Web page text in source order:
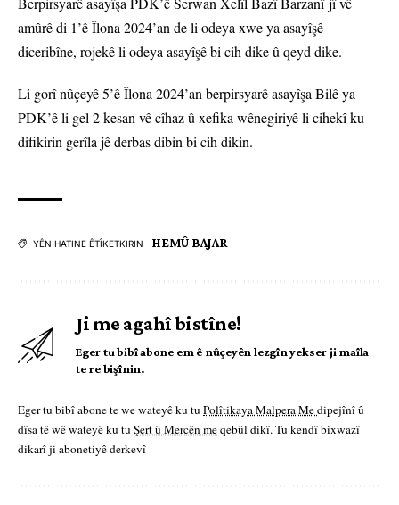
amûrê di 1’ê Îlona 2024’an de li odeya xwe ya asayîşê
diceribîne, rojekê li odeya asayîşê bi cih dike û qeyd dike.
Li gorî nûçeyê 5’ê Îlona 2024’an berpirsyarê asayîşa Bilê ya
PDK’ê li gel 2 kesan vê cîhaz û xefika wênegiriyê li cihekî ku
difikirin gerîla jê derbas dibin bi cih dikin.
YÊN HATINE ÊTÎKETKIRIN HEMÛ BAJAR
Ji me agahî bistîne!
Eger tu bibî abone em ê nûçeyên lezgîn yekser ji maîla
te re bişînin.
Eger tu bibî abone te we wateyê ku tu Polîtikaya Malpera Medipejînî û
dîsa tê wê wateyê ku tu Şert û Mercên meqebûl dikî. Tu kendî bixwazî
dikarî ji abonetiyê derkevî